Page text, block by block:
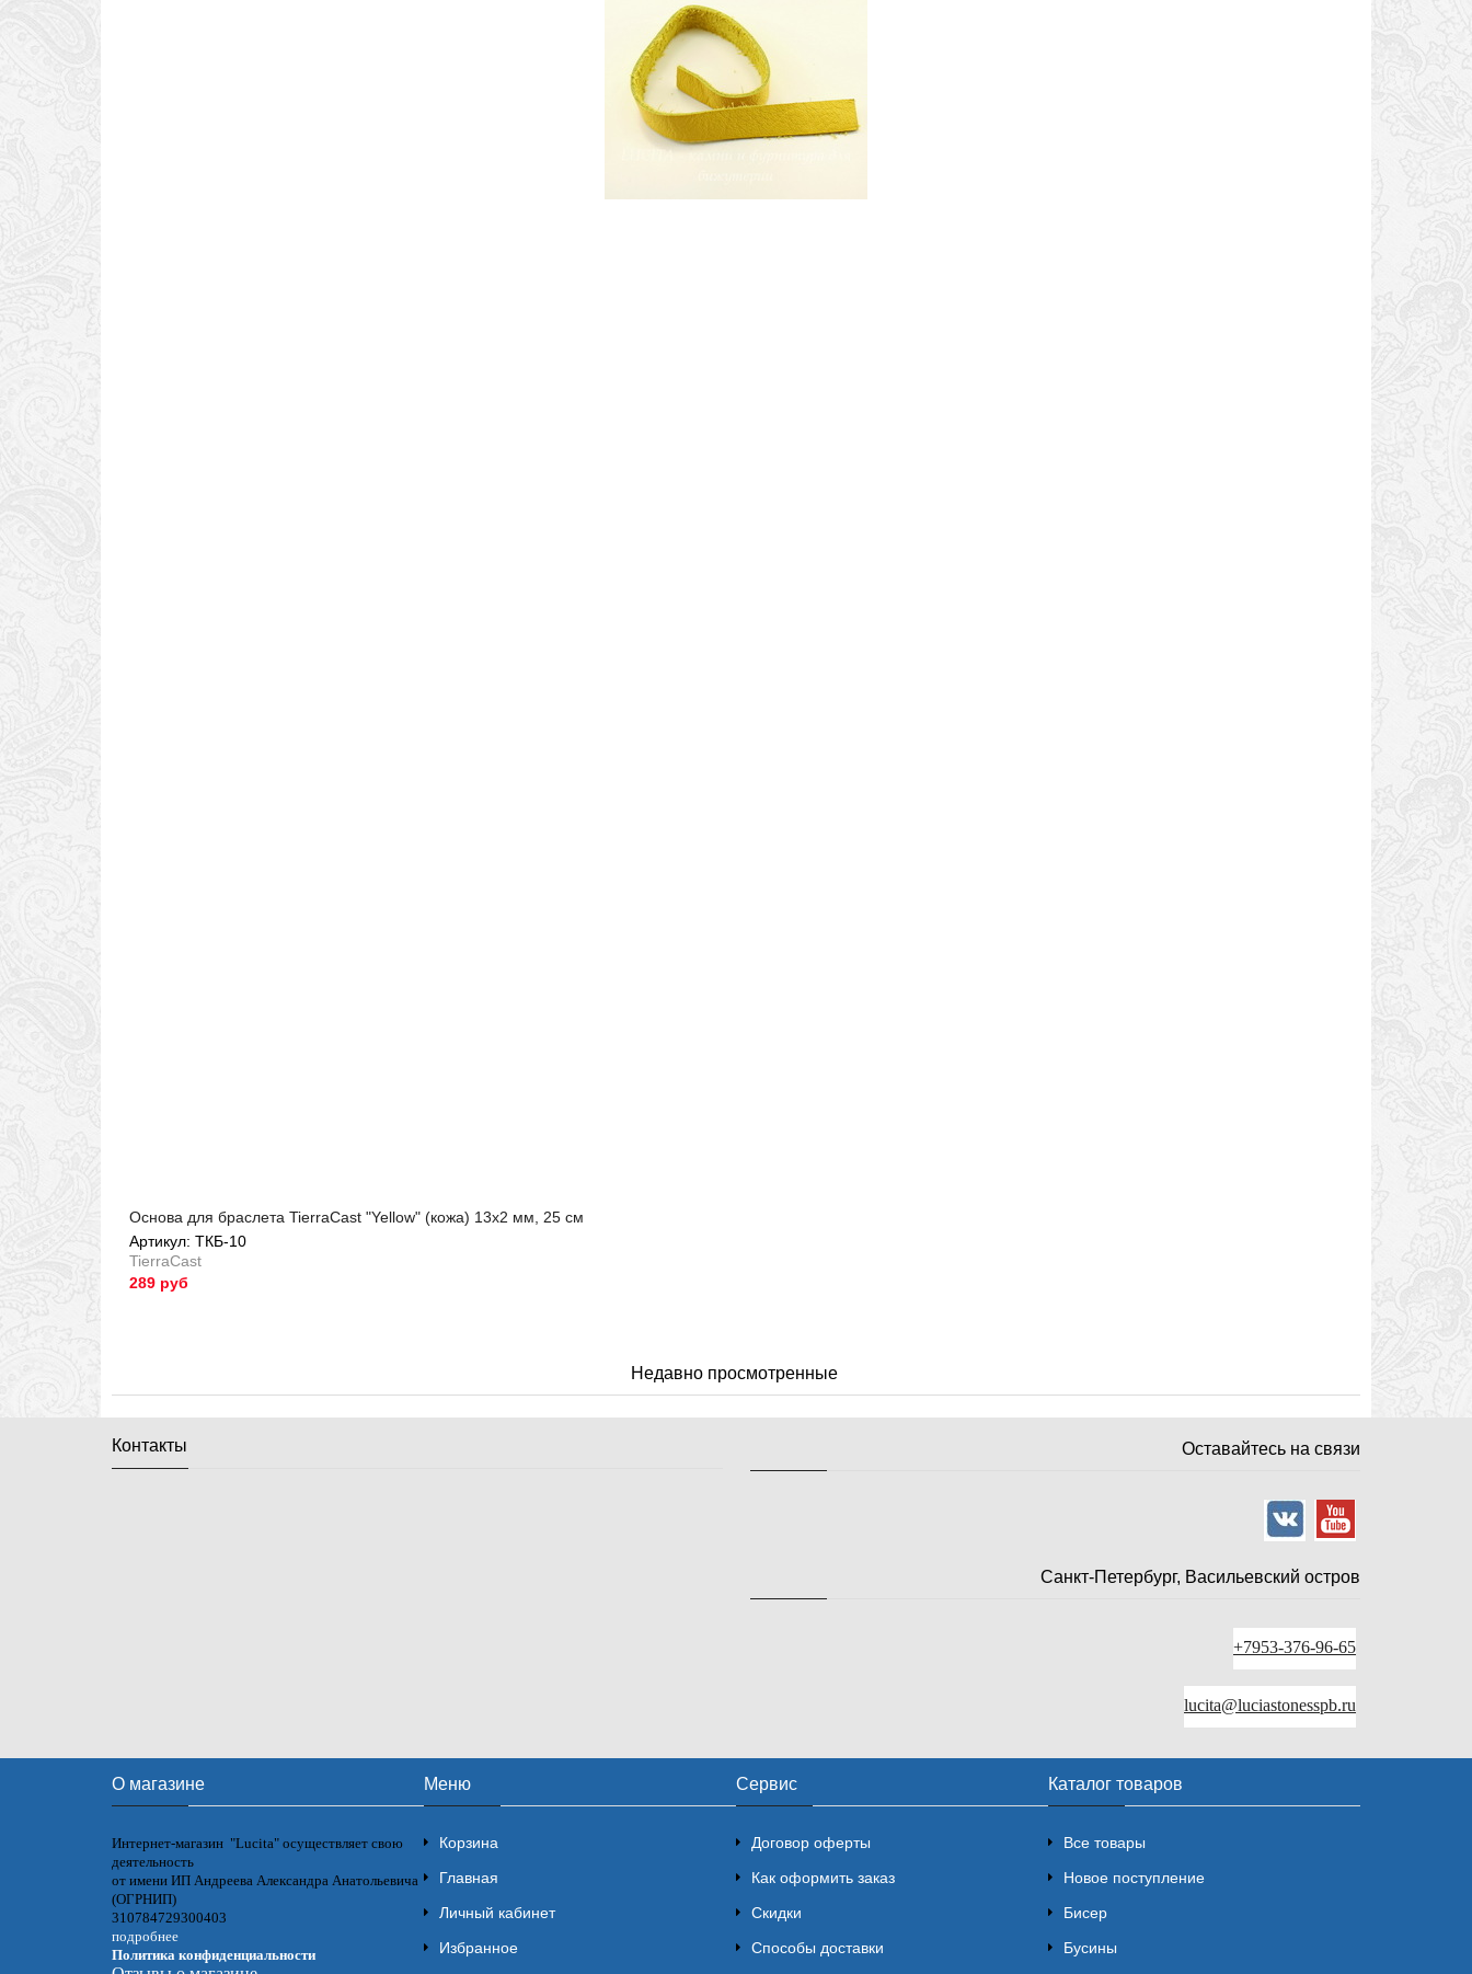
Основа для браслета TierraCast "Yellow" (кожа) 13х2 мм, 25 см
Артикул: ТКБ-10
TierraCast
289 руб
Недавно просмотренные
Контакты Оставайтесь на связи
Санкт-Петербург, Васильевский остров
+7953-376-96-65
lucita@luciastonesspb.ru
О магазине
Интернет-магазин "Lucita" осуществляет свою
деятельность
от имени ИП Андреева Александра Анатольевича
(ОГРНИП)
310784729300403
подробнее
Политика конфиденциальности
Меню
Корзина
Главная
Личный кабинет
Избранное
Сервис
Договор оферты
Как оформить заказ
Скидки
Способы доставки
Каталог товаров
Все товары
Новое поступление
Бисер
Бусины